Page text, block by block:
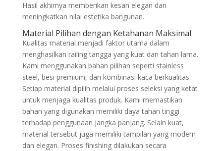
Hasil akhirnya memberikan kesan elegan dan
meningkatkan nilai estetika bangunan.
Material Pilihan dengan Ketahanan Maksimal
Kualitas material menjadi faktor utama dalam
menghasilkan railing tangga yang kuat dan tahan lama.
Kami menggunakan bahan pilihan seperti stainless
steel, besi premium, dan kombinasi kaca berkualitas.
Setiap material dipilih melalui proses seleksi yang ketat
untuk menjaga kualitas produk. Kami memastikan
bahan yang digunakan memiliki daya tahan tinggi
terhadap penggunaan jangka panjang. Selain kuat,
material tersebut juga memiliki tampilan yang modern
dan elegan. Proses finishing dilakukan secara